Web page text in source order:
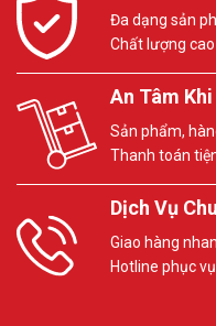
Đa dạng sản
Chất lượng
An Tâm
Sản phẩm,
Thanh toán
Dịch Vụ
Giao hàng
Hotline phục